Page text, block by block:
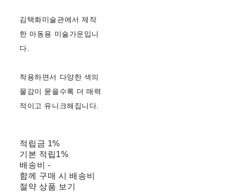
김택화미술관에서 제작
한 아동용 미술가운입니
다.
착용하면서 다양한 색의
물감이 묻을수록 더 매력
적이고 유니크해집니다.
적립금 1%
기본 적립1%
배송비 -
함께 구매 시 배송비
절약 상품 보기